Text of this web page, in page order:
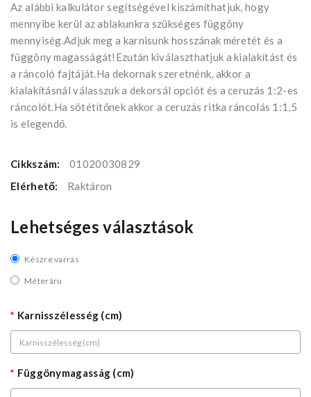
Az alábbi kalkulátor segítségével kiszámíthatjuk, hogy
mennyibe kerül az ablakunkra szükséges függöny
mennyiség.Adjuk meg a karnisunk hosszának méretét és a
függöny magasságát!Ezután kiválaszthatjuk a kialakítást és
a ráncoló fajtáját.Ha dekornak szeretnénk, akkor a
kialakításnál válasszuk a dekorsál opciót és a ceruzás 1:2-es
ráncolót.Ha sötétítőnek akkor a ceruzás ritka ráncolás 1:1,5
is elegendő.
Cikkszám:
01020030829
Elérhető:
Raktáron
Lehetséges választások
Készre varrás
Méteráru
Karnisszélesség (cm)
Függönymagasság (cm)